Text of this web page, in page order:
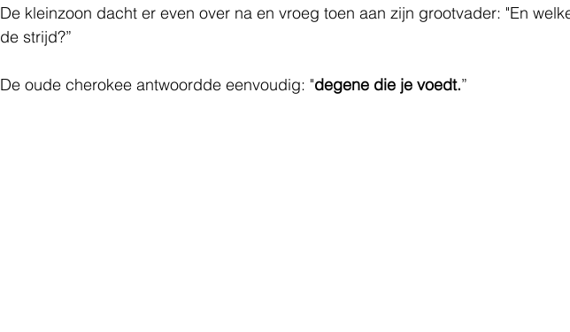
De kleinzoon dacht er even over na en vroeg toen aan zijn grootvader: "En
de strijd?”
De oude cherokee antwoordde eenvoudig: "degene die je voedt.”